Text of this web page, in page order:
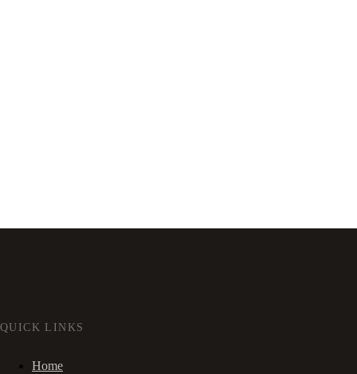
QUICK LINKS
Home